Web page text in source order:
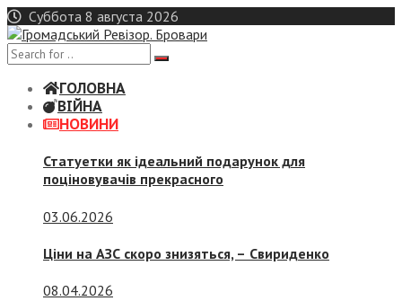
Skip
to
content
Суббота 8 августа 2026
ГОЛОВНА
ВІЙНА
НОВИНИ
Статуетки як ідеальний подарунок для
поціновувачів прекрасного
03.06.2026
Ціни на АЗС скоро знизяться, – Свириденко
08.04.2026